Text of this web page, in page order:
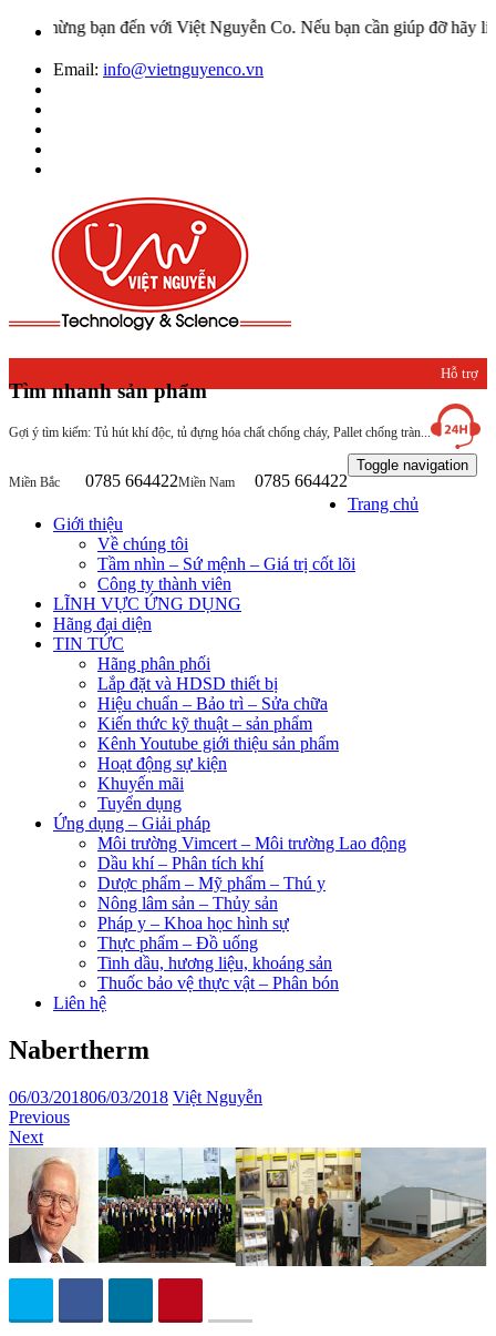
mừng bạn đến với Việt Nguyễn Co. Nếu bạn cần giúp đỡ hãy liên
Email: info@vietnguyenco.vn
Tìm nhanh sản phẩm
Gợi ý tìm kiếm: Tủ hút khí độc, tủ đựng hóa chất chống cháy, Pallet chống tràn...
Hỗ trợ
khách
hàng
Miền Bắc 0785 664422Miền Nam 0785 664422
Toggle navigation
Trang chủ
Giới thiệu
Về chúng tôi
Tầm nhìn – Sứ mệnh – Giá trị cốt lõi
Công ty thành viên
LĨNH VỰC ỨNG DỤNG
Hãng đại diện
TIN TỨC
Hãng phân phối
Lắp đặt và HDSD thiết bị
Hiệu chuẩn – Bảo trì – Sửa chữa
Kiến thức kỹ thuật – sản phẩm
Kênh Youtube giới thiệu sản phẩm
Hoạt động sự kiện
Khuyến mãi
Tuyển dụng
Ứng dụng – Giải pháp
Môi trường Vimcert – Môi trường Lao động
Dầu khí – Phân tích khí
Dược phẩm – Mỹ phẩm – Thú y
Nông lâm sản – Thủy sản
Pháp y – Khoa học hình sự
Thực phẩm – Đồ uống
Tinh dầu, hương liệu, khoáng sản
Thuốc bảo vệ thực vật – Phân bón
Liên hệ
Nabertherm
06/03/201806/03/2018 Việt Nguyễn
Previous
Next